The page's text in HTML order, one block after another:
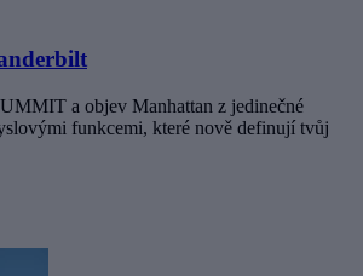
a objev Manhattan z jedinečné
funkcemi, které nově definují tvůj